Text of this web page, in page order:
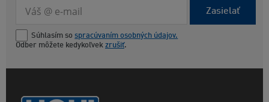
Zasielať
Súhlasím so spracúvaním osobných údajov.
Odber môžete kedykoľvek zrušiť.